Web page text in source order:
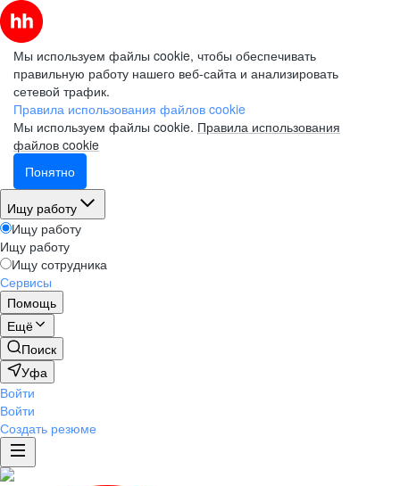
Мы используем файлы cookie, чтобы обеспечивать
правильную работу нашего веб-сайта и анализировать
сетевой трафик.
Правила использования файлов cookie
Мы используем файлы cookie. Правила использования
файлов cookie
Понятно
Ищу работу
Ищу работу
Ищу работу
Ищу сотрудника
Сервисы
Помощь
Ещё
Поиск
Уфа
Войти
Войти
Создать резюме